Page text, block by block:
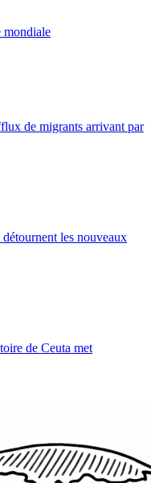
mondiale
de migrants arrivant par
les nouveaux
de Ceuta met